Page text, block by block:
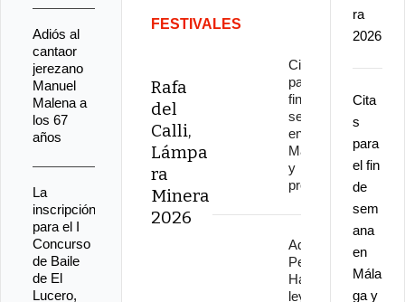
FESTIVALES
Rafa
del
Calli,
Lámpa
ra
Minera
2026
Citas
para el
fin de
semana
en
Málaga
y
provincia
Adiós a
Pepe
Habichuela,
leyenda de
ra
2026
Cita
s
para
el fin
de
sem
ana
en
Mála
ga y
Adiós al
cantaor
jerezano
Manuel
Malena a
los 67
años
La
inscripción
para el I
Concurso
de Baile
de El
Lucero,